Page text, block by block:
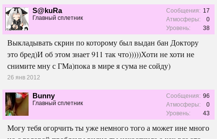
S@kuRa
Главный сплетник
Сообщения: 17
Атмосферы:
0
Уровень:
38
Выкладывать скрин по которому был выдан бан Доктору
это бред)И об этом знает 911 так что)))))Хоти не хоти не
снимите мну с ГМа)пока в мире я сума не сойду)
26 янв 2012
Bunny
Главный сплетник
Сообщения: 96
Атмосферы:
0
Уровень:
43
Могу тебя огорчить ты уже немного того а может ине много